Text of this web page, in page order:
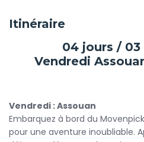
vous promettent des moments
Au cours de votrevoyage
l’histoire millénaire de cette
par les commentaires d’un
sur les merveilles de l'Égypte
Itinéraire
04 jours / 03
Vendredi
Vendredi : Assouan
Embarquez à bord du
pour une aventure inoubliable.